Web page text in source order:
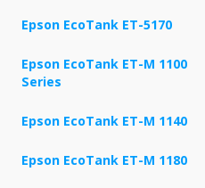
Epson EcoTank ET-5170
Epson EcoTank ET-M 1100
Series
Epson EcoTank ET-M 1140
Epson EcoTank ET-M 1180